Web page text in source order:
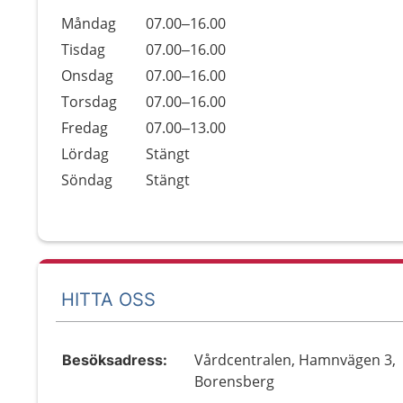
Dag
Öppettider
Kommentarer
Måndag
07.00–16.00
Tisdag
07.00–16.00
Onsdag
07.00–16.00
Torsdag
07.00–16.00
Fredag
07.00–13.00
Lördag
Stängt
Söndag
Stängt
HITTA OSS
Besöksadress:
Vårdcentralen, Hamnvägen 3,
Borensberg